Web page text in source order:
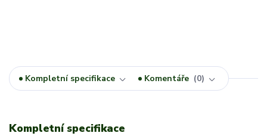
Kompletní specifikace Komentáře 0
Kompletní specifikace